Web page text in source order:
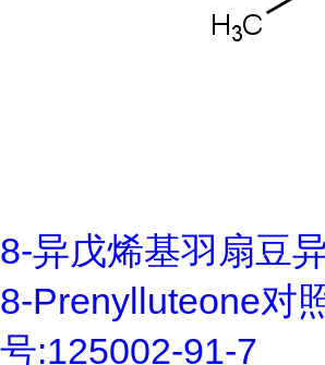
8-异戊烯基羽扇豆
8-Prenylluteone对
号:125002-91-7